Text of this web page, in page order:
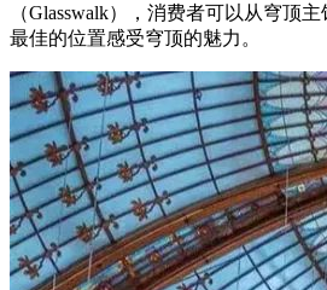
（Glasswalk），消费者可以从穹顶
最佳的位置感受穹顶的魅力。